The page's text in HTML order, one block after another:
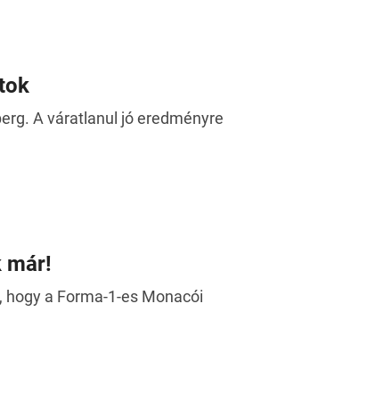
A váratlanul jó eredményre
már!
a Forma-1-es Monacói